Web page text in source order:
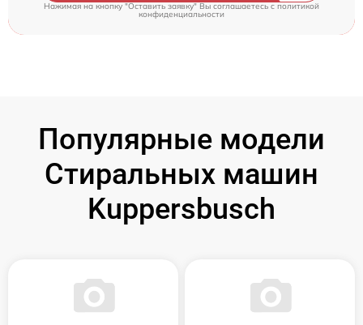
Нажимая на кнопку "Оставить заявку" Вы соглашаетесь c политикой
конфиденциальности
Популярные модели
Стиральных машин
Kuppersbusch